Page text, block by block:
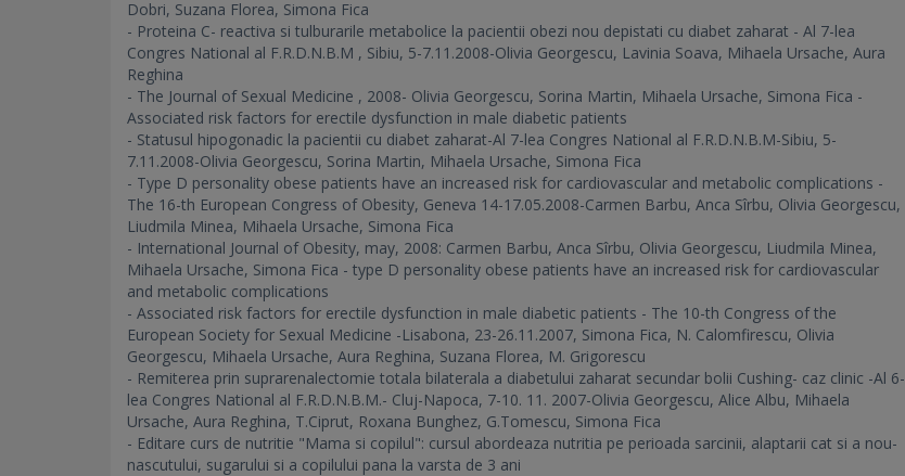
Dobri, Suzana Florea, Simona Fica
- Proteina C- reactiva si tulburarile metabolice la pacientii obezi nou depistati cu diabet zaharat - Al 7-lea
Congres National al F.R.D.N.B.M , Sibiu, 5-7.11.2008-Olivia Georgescu, Lavinia Soava, Mihaela Ursache, Aura
Reghina
- The Journal of Sexual Medicine , 2008- Olivia Georgescu, Sorina Martin, Mihaela Ursache, Simona Fica -
Associated risk factors for erectile dysfunction in male diabetic patients
- Statusul hipogonadic la pacientii cu diabet zaharat-Al 7-lea Congres National al F.R.D.N.B.M-Sibiu, 5-
7.11.2008-Olivia Georgescu, Sorina Martin, Mihaela Ursache, Simona Fica
- Type D personality obese patients have an increased risk for cardiovascular and metabolic complications -
The 16-th European Congress of Obesity, Geneva 14-17.05.2008-Carmen Barbu, Anca Sîrbu, Olivia Georgescu,
Liudmila Minea, Mihaela Ursache, Simona Fica
- International Journal of Obesity, may, 2008: Carmen Barbu, Anca Sîrbu, Olivia Georgescu, Liudmila Minea,
Mihaela Ursache, Simona Fica - type D personality obese patients have an increased risk for cardiovascular
and metabolic complications
- Associated risk factors for erectile dysfunction in male diabetic patients - The 10-th Congress of the
European Society for Sexual Medicine -Lisabona, 23-26.11.2007, Simona Fica, N. Calomfirescu, Olivia
Georgescu, Mihaela Ursache, Aura Reghina, Suzana Florea, M. Grigorescu
- Remiterea prin suprarenalectomie totala bilaterala a diabetului zaharat secundar bolii Cushing- caz clinic -Al 6-
lea Congres National al F.R.D.N.B.M.- Cluj-Napoca, 7-10. 11. 2007-Olivia Georgescu, Alice Albu, Mihaela
Ursache, Aura Reghina, T.Ciprut, Roxana Bunghez, G.Tomescu, Simona Fica
- Editare curs de nutritie "Mama si copilul": cursul abordeaza nutritia pe perioada sarcinii, alaptarii cat si a nou-
nascutului, sugarului si a copilului pana la varsta de 3 ani